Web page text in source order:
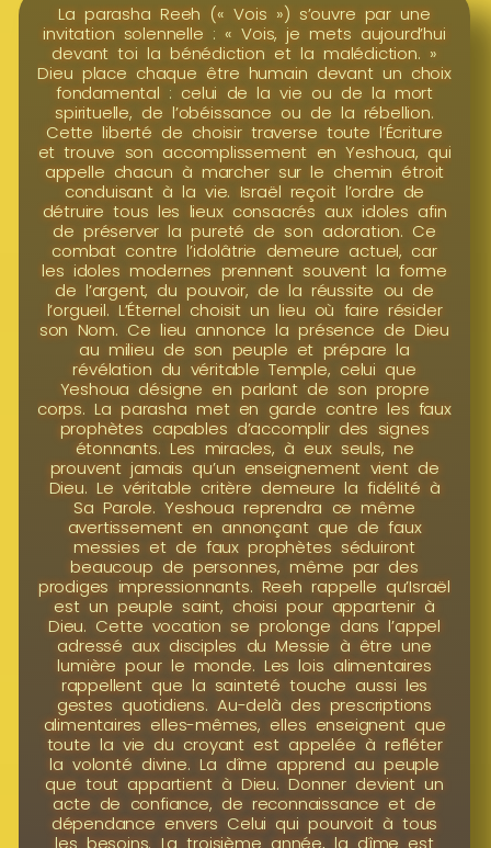
La parasha Reeh (« Vois ») s’ouvre par une
invitation solennelle : « Vois, je mets aujourd’hui
devant toi la bénédiction et la malédiction. »
Dieu place chaque être humain devant un choix
fondamental : celui de la vie ou de la mort
spirituelle, de l’obéissance ou de la rébellion.
Cette liberté de choisir traverse toute l’Écriture
et trouve son accomplissement en Yeshoua, qui
appelle chacun à marcher sur le chemin étroit
conduisant à la vie. Israël reçoit l’ordre de
détruire tous les lieux consacrés aux idoles afin
de préserver la pureté de son adoration. Ce
combat contre l’idolâtrie demeure actuel, car
les idoles modernes prennent souvent la forme
de l’argent, du pouvoir, de la réussite ou de
l’orgueil. L’Éternel choisit un lieu où faire résider
son Nom. Ce lieu annonce la présence de Dieu
au milieu de son peuple et prépare la
révélation du véritable Temple, celui que
Yeshoua désigne en parlant de son propre
corps. La parasha met en garde contre les faux
prophètes capables d’accomplir des signes
étonnants. Les miracles, à eux seuls, ne
prouvent jamais qu’un enseignement vient de
Dieu. Le véritable critère demeure la fidélité à
Sa Parole. Yeshoua reprendra ce même
avertissement en annonçant que de faux
messies et de faux prophètes séduiront
beaucoup de personnes, même par des
prodiges impressionnants. Reeh rappelle qu’Israël
est un peuple saint, choisi pour appartenir à
Dieu. Cette vocation se prolonge dans l’appel
adressé aux disciples du Messie à être une
lumière pour le monde. Les lois alimentaires
rappellent que la sainteté touche aussi les
gestes quotidiens. Au-delà des prescriptions
alimentaires elles-mêmes, elles enseignent que
toute la vie du croyant est appelée à refléter
la volonté divine. La dîme apprend au peuple
que tout appartient à Dieu. Donner devient un
acte de confiance, de reconnaissance et de
dépendance envers Celui qui pourvoit à tous
les besoins. La troisième année, la dîme est